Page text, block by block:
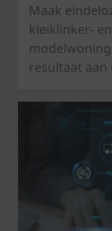
Maak
kleiklinker-
resultaat